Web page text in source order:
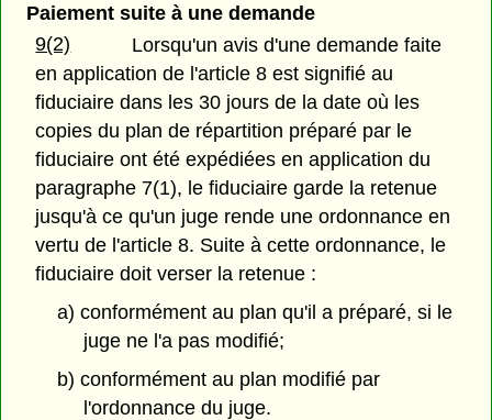
Paiement suite à une demande
9(2)
Lorsqu'un avis d'une demande faite
en application de l'article 8 est signifié au
fiduciaire dans les 30 jours de la date où les
copies du plan de répartition préparé par le
fiduciaire ont été expédiées en application du
paragraphe 7(1), le fiduciaire garde la retenue
jusqu'à ce qu'un juge rende une ordonnance en
vertu de l'article 8. Suite à cette ordonnance, le
fiduciaire doit verser la retenue :
a) conformément au plan qu'il a préparé, si le
juge ne l'a pas modifié;
b) conformément au plan modifié par
l'ordonnance du juge.